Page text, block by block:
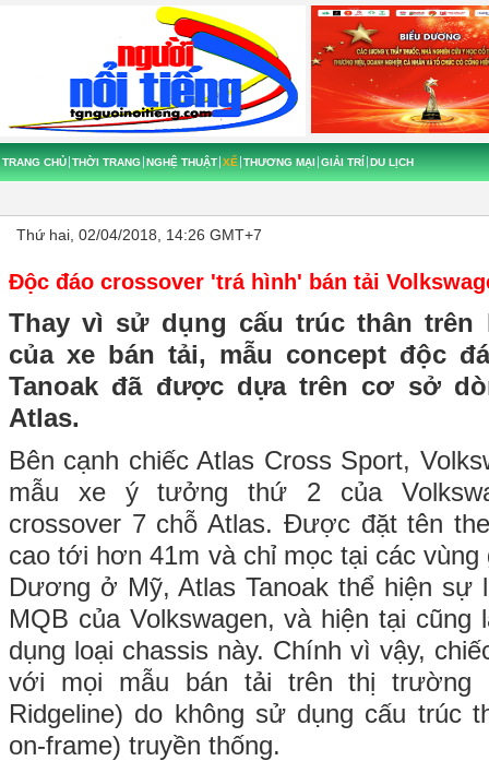
TRANG CHỦ THỜI TRANG NGHỆ THUẬT XẾ THƯƠNG MẠI GIẢI TRÍ DU LỊCH
Thứ hai, 02/04/2018, 14:26 GMT+7
Độc đáo crossover 'trá hình' bán tải
Thay vì sử dụng cấu trúc thân trên
của xe bán tải, mẫu concept độc
Tanoak đã được dựa trên cơ sở
Atlas.
Bên cạnh chiếc Atlas Cross Sport,
mẫu xe ý tưởng thứ 2 của
crossover 7 chỗ Atlas. Được đặt tên
cao tới hơn 41m và chỉ mọc tại các
Dương ở Mỹ, Atlas Tanoak thể hiện sự
MQB của Volkswagen, và hiện tại
dụng loại chassis này. Chính vì vậy,
với mọi mẫu bán tải trên thị trường
Ridgeline) do không sử dụng cấu trúc
on-frame) truyền thống.